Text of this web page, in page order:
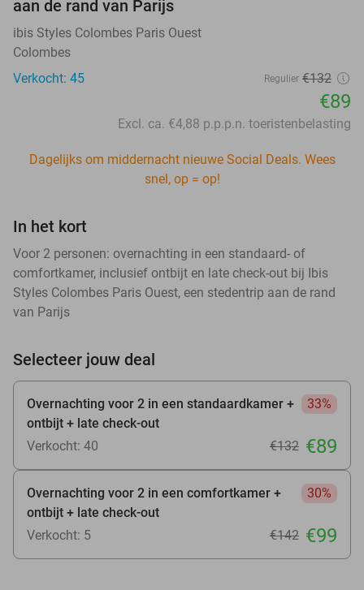
aan de rand van Parijs
ibis Styles Colombes Paris Ouest
Colombes
Verkocht: 45
Regulier €132
€89
Excl. ca. €4,88 p.p.p.n. toeristenbelasting
Dagelijks om middernacht nieuwe Social Deals. Wees
snel, op = op!
In het kort
Voor 2 personen: overnachting in een standaard- of
comfortkamer, inclusief ontbijt en late check-out bij Ibis
Styles Colombes Paris Ouest, een stedentrip aan de rand
van Parijs
Selecteer jouw deal
Overnachting voor 2 in een standaardkamer +
ontbijt + late check-out
33%
Verkocht: 40 €132 €89
Overnachting voor 2 in een comfortkamer +
ontbijt + late check-out
30%
Verkocht: 5 €142 €99